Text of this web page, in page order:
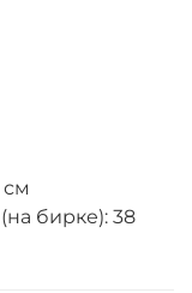
см
бирке): 38